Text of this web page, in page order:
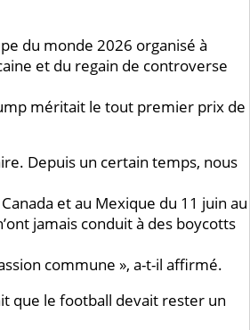
du monde 2026 organisé à
et du regain de controverse
méritait le tout premier prix de
Depuis un certain temps, nous
et au Mexique du 11 juin au
jamais conduit à des boycotts
commune », a-t-il affirmé.
que le football devait rester un